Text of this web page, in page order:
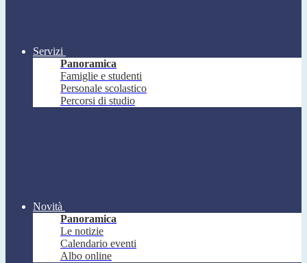
Servizi
Panoramica
Famiglie e studenti
Personale scolastico
Percorsi di studio
Novità
Panoramica
Le notizie
Calendario eventi
Albo online